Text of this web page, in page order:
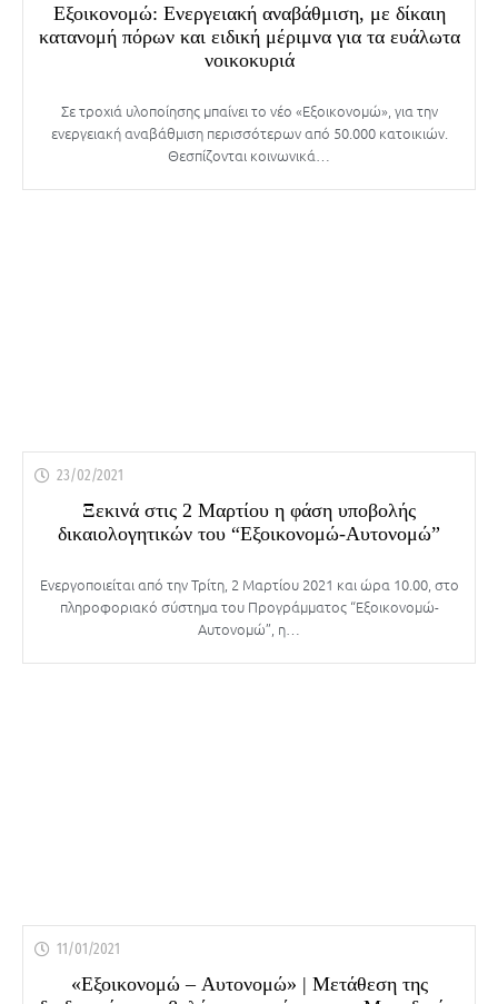
Εξοικονομώ: Ενεργειακή αναβάθμιση, με δίκαιη
κατανομή πόρων και ειδική μέριμνα για τα ευάλωτα
νοικοκυριά
Σε τροχιά υλοποίησης μπαίνει το νέο «Εξοικονομώ», για την
ενεργειακή αναβάθμιση περισσότερων από 50.000 κατοικιών.
Θεσπίζονται κοινωνικά…
23/02/2021
Ξεκινά στις 2 Μαρτίου η φάση υποβολής
δικαιολογητικών του “Εξοικονομώ-Αυτονομώ”
Ενεργοποιείται από την Τρίτη, 2 Μαρτίου 2021 και ώρα 10.00, στο
πληροφοριακό σύστημα του Προγράμματος “Εξοικονομώ-
Αυτονομώ”, η…
11/01/2021
«Εξοικονομώ – Αυτονομώ» | Μετάθεση της